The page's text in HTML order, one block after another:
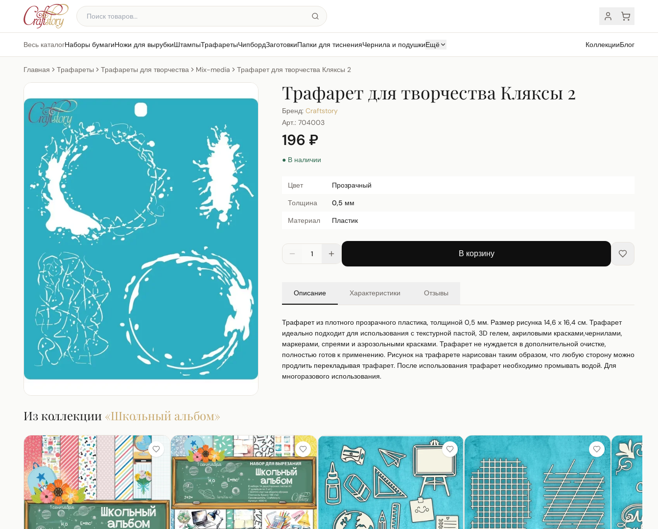
Весь каталогНаборы бумагиНожи для вырубкиШтампыТрафаретыЧипбордЗаготовкиПапки для тисненияЧернила и подушкиЕщё КоллекцииБлог
Главная Трафареты Трафареты для творчества Mix-media Трафарет для творчества Кляксы 2
Трафарет для творчества Кляксы 2
Бренд: Craftstory
Арт.: 704003
196 ₽
● В наличии
Цвет
Прозрачный
Толщина
0,5 мм
Материал
Пластик
1 В корзину
Описание Характеристики Отзывы
Трафарет из плотного прозрачного пластика, толщиной 0,5 мм. Размер рисунка 14,6 х 16,4 см. Трафарет
идеально подходит для использования с текстурной пастой, 3D гелем, акриловыми красками,чернилами,
маркерами, спреями и аэрозольными красками. Трафарет не нуждается в дополнительной очистке,
полностью готов к применению. Рисунок на трафарете нарисован таким образом, что любую сторону можно
продлить перекладывая трафарет. После использования трафарет необходимо промывать водой. Для
многоразового использования.
Из коллекции «Школьный альбом»